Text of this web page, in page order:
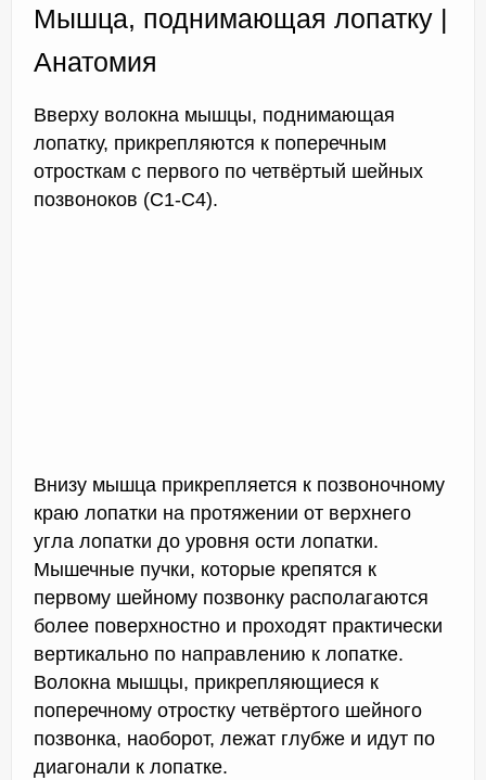
Мышца, поднимающая лопатку |
Анатомия
Вверху волокна мышцы, поднимающая
лопатку, прикрепляются к поперечным
отросткам с первого по четвёртый шейных
позвоноков (C1-C4).
Внизу мышца прикрепляется к позвоночному
краю лопатки на протяжении от верхнего
угла лопатки до уровня ости лопатки.
Мышечные пучки, которые крепятся к
первому шейному позвонку располагаются
более поверхностно и проходят практически
вертикально по направлению к лопатке.
Волокна мышцы, прикрепляющиеся к
поперечному отростку четвёртого шейного
позвонка, наоборот, лежат глубже и идут по
диагонали к лопатке.